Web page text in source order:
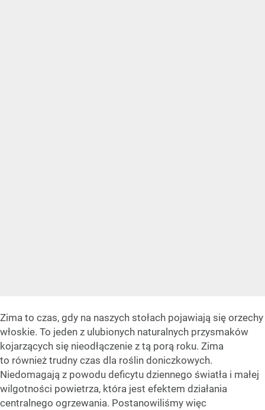
Zima to czas, gdy na naszych stołach pojawiają się orzechy
włoskie. To jeden z ulubionych naturalnych przysmaków
kojarzących się nieodłączenie z tą porą roku. Zima
to również trudny czas dla roślin doniczkowych.
Niedomagają z powodu deficytu dziennego światła i małej
wilgotności powietrza, która jest efektem działania
centralnego ogrzewania. Postanowiliśmy więc